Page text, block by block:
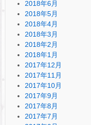
2018年6月
2018年5月
2018年4月
2018年3月
2018年2月
2018年1月
2017年12月
2017年11月
2017年10月
2017年9月
2017年8月
2017年7月